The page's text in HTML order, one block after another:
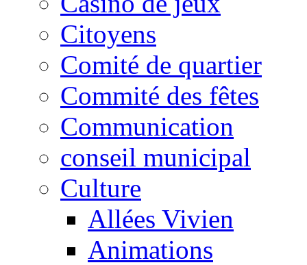
Citoyens
Comité de quartier
Commité des fêtes
Communication
conseil municipal
Culture
Allées Vivien
Animations